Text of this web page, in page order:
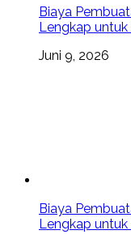
Biaya
Lengkap untuk
Juni 9, 2026
Biaya
Lengkap untuk